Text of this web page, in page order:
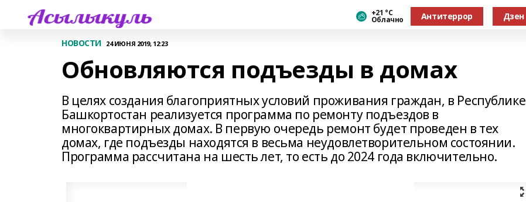
+21 °С
Облачно Антитеррор Дзен
НОВОСТИ 24 ИЮНЯ 2019, 12:23
Обновляются подъезды в домах
В целях создания благоприятных условий проживания граждан, в Республике
Башкортостан реализуется программа по ремонту подъездов в
многоквартирных домах. В первую очередь ремонт будет проведен в тех
домах, где подъезды находятся в весьма неудовлетворительном состоянии.
Программа рассчитана на шесть лет, то есть до 2024 года включительно.